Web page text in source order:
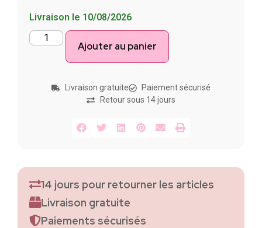
Livraison le 10/08/2026
Ajouter au panier
Livraison gratuite
Paiement sécurisé
Retour sous 14 jours
14 jours pour retourner les articles
Livraison gratuite
Paiements sécurisés